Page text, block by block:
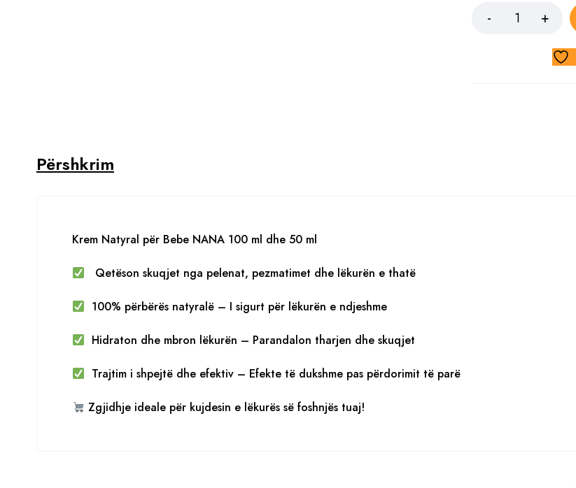
Përshkrim
Krem Natyral për Bebe NANA 100 ml dhe 50 ml
Qetëson skuqjet nga pelenat, pezmatimet dhe lëkurën e thatë
100% përbërës natyralë – I sigurt për lëkurën e ndjeshme
Hidraton dhe mbron lëkurën – Parandalon tharjen dhe skuqjet
Trajtim i shpejtë dhe efektiv – Efekte të dukshme pas përdorimit të parë
Zgjidhje ideale për kujdesin e lëkurës së foshnjës tuaj!